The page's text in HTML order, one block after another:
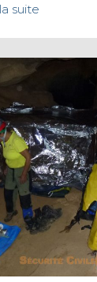
suite